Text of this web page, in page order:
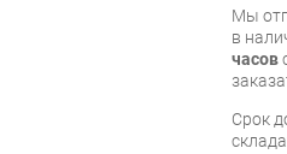
Мы
в
часов
Срок